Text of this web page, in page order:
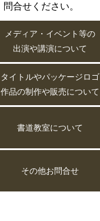
問合せください。
メディア・イベント等の
出演や講演について
タイトルやパッケージロゴ
作品の制作や販売について
書道教室について
その他お問合せ